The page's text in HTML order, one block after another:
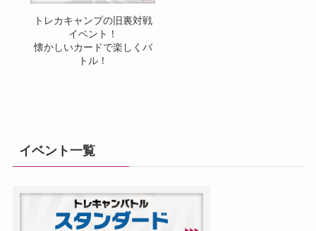
トレカキャンプの旧裏対戦
イベント！
懐かしいカードで楽しくバ
トル！
イベント一覧